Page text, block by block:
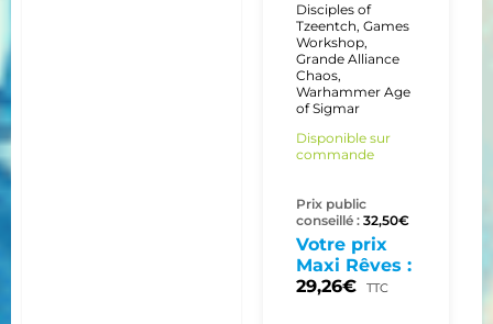
Disciples of
Tzeentch, Games
Workshop,
Grande Alliance
Chaos,
Warhammer Age
of Sigmar
Disponible sur
commande
Prix public
conseillé : 32,50€
Votre prix
Maxi Rêves :
29,26€ TTC